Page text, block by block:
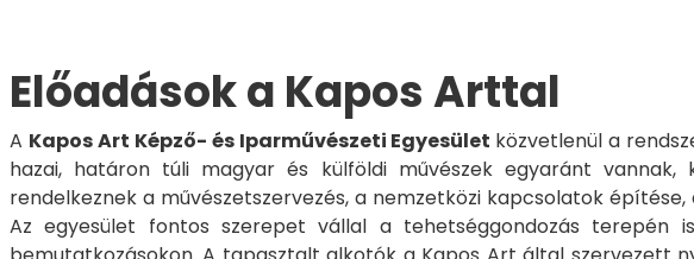
Előadások a Kapos Arttal
A Kapos Art Képző- és Iparművészeti Egyesület közvetlenül a
hazai, határon túli magyar és külföldi művészek egyaránt
rendelkeznek a művészetszervezés, a nemzetközi kapcsolatok
Az egyesület fontos szerepet vállal a tehetséggondozás terepén